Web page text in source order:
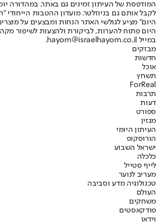
המודפסת של העיתון זמינים גם באתר, במהדורה
לקבל אותם גם בניוזלטר. מועדון ההטבות הייחודי
היום" מציע לגולשי האתר הנחות ומבצעים על
היום פתוח להערות, לביקורת ולהצעות לשיפור
במייל hayom@israelhayom.co.il.
מבזקים
חדשות
אוכל
תשחץ
ForReal
תרבות
דעות
ספורט
מגזין
העיתון היומי
הורוסקופ
ישראל השבוע
כלכלה
לייף סטייל
מעריב לנוער
טכנולוגיה מדע וסביבה
העולם
משחקים
פודקאסטים
וידאו